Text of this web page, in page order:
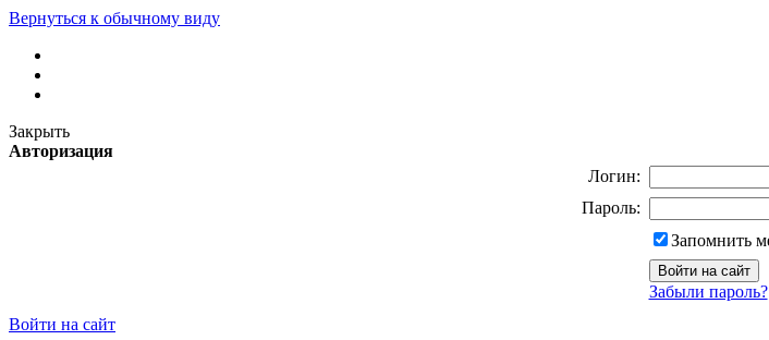
Вернуться к обычному виду
Закрыть
Авторизация
Логин:
Пароль:
Запомнить
Забыли пароль?
Войти на сайт